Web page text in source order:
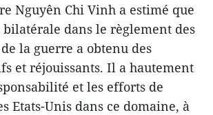
Nguyên Chi Vinh a estimé que
dans le règlement des
la guerre a obtenu des
et réjouissants. Il a hautement
et les efforts de
Etats-Unis dans ce domaine, à